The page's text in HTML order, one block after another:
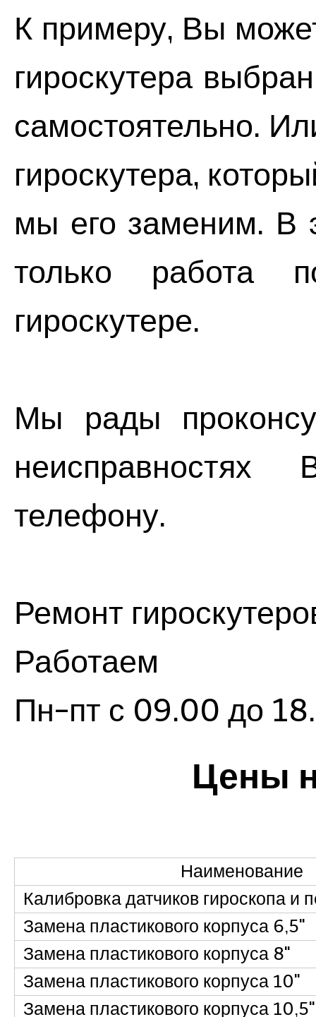
К примеру, Вы
гироскутера
самостоятельно.
гироскутера,
мы его заменим. В
только работа
гироскутере.
Мы рады
телефону.
Ремонт
Работаем
Пн-пт с 09.00 до
Цены
Наименование
Калибровка датчиков гироскопа и
Замена пластикового корпуса 6,5"
Замена пластикового корпуса 8"
Замена пластикового корпуса 10"
Замена пластикового корпуса 10,5"